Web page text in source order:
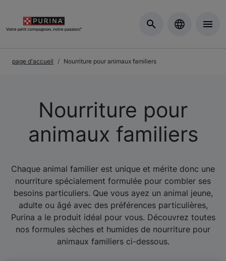
page d'accueil Nourriture pour animaux familiers
Nourriture pour
animaux familiers
Chaque animal familier est unique et mérite donc une
nourriture spécialement formulée pour combler ses
besoins particuliers. Que vous ayez un animal jeune,
adulte ou âgé avec des préférences particulières,
Purina a le produit idéal pour vous. Découvrez toutes
nos formules sèches et humides de nourriture pour
animaux familiers ci-dessous.